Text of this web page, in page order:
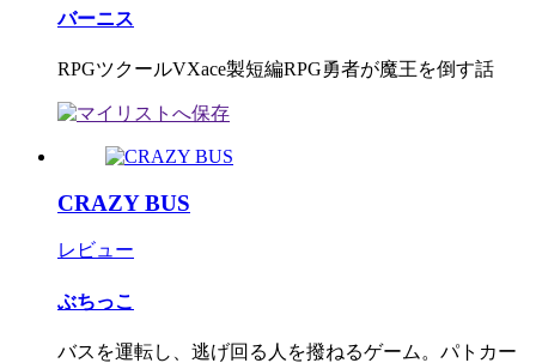
バーニス
RPGツクールVXace製短編RPG勇者が魔王を倒す話
CRAZY BUS
レビュー
ぶちっこ
バスを運転し、逃げ回る人を撥ねるゲーム。パトカー